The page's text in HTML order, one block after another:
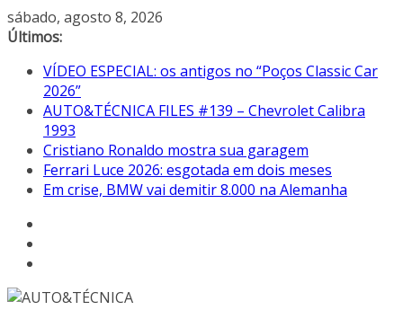
Pular
para
conteúdo
sábado, agosto 8, 2026
Últimos:
VÍDEO ESPECIAL: os antigos no “Poços Classic Car
2026”
AUTO&TÉCNICA FILES #139 – Chevrolet Calibra
1993
Cristiano Ronaldo mostra sua garagem
Ferrari Luce 2026: esgotada em dois meses
Em crise, BMW vai demitir 8.000 na Alemanha